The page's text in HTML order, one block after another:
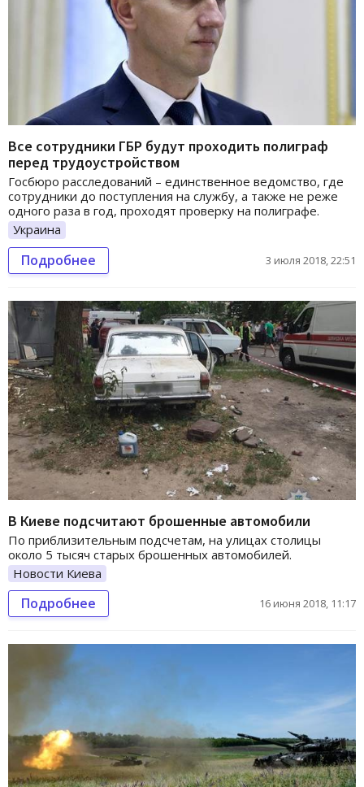
Все сотрудники ГБР будут проходить полиграф
перед трудоустройством
Госбюро расследований – единственное ведомство, где
сотрудники до поступления на службу, а также не реже
одного раза в год, проходят проверку на полиграфе.
Украина
Подробнее 3 июля 2018, 22:51
В Киеве подсчитают брошенные автомобили
По приблизительным подсчетам, на улицах столицы
около 5 тысяч старых брошенных автомобилей.
Новости Киева
Подробнее 16 июня 2018, 11:17